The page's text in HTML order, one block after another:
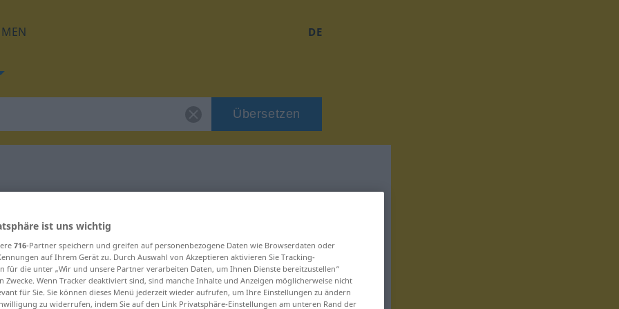
DE
Übersetzen
"Dialog"
ist uns wichtig
716-Partner speichern und greifen auf personenbezogene Daten wie Browserdaten oder
auf Ihrem Gerät zu. Durch Auswahl von Akzeptieren aktivieren Sie Tracking-
für die unter „Wir und unsere Partner verarbeiten Daten, um Ihnen Dienste bereitzustellen“
Zwecke. Wenn Tracker deaktiviert sind, sind manche Inhalte und Anzeigen möglicherweise nicht
für Sie. Sie können dieses Menü jederzeit wieder aufrufen, um Ihre Einstellungen zu ändern
zu widerrufen, indem Sie auf den Link Privatsphäre-Einstellungen am unteren Rand der